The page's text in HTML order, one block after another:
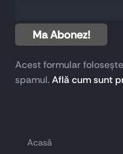
Acest formular
spamul.Află cum sunt
Acasă